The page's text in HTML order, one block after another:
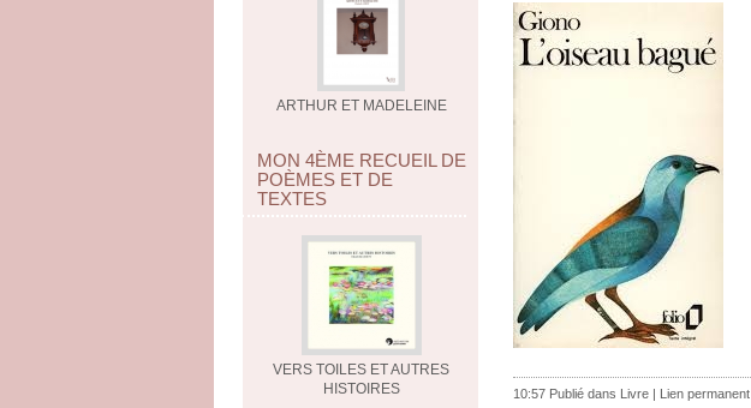
ARTHUR ET MADELEINE
MON 4ÈME RECUEIL DE
POÈMES ET DE
TEXTES
VERS TOILES ET AUTRES
HISTOIRES
10:57 Publié dans Livre | Lien permanent